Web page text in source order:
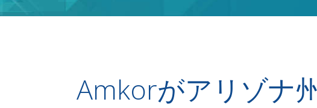
Amkorがアリゾナ